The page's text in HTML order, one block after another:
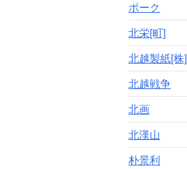
ポーク
北栄[町]
北越製紙[株]
北越戦争
北画
北漢山
朴景利